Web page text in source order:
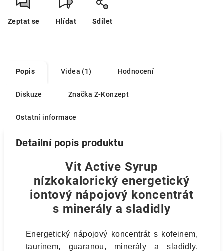
Zeptat se Hlídat Sdílet
Popis Videa (1) Hodnocení
Diskuze Značka Z-Konzept
Ostatní informace
Detailní popis produktu
Vit Active Syrup
nízkokalorický energetický
iontový nápojový koncentrát
s minerály a sladidly
Energetický nápojový koncentrát s kofeinem,
taurinem, guaranou, minerály a sladidly.